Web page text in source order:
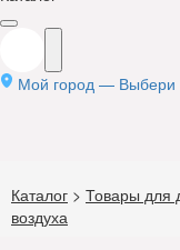
Мой город — Выбери
Каталог > Товары для
воздуха